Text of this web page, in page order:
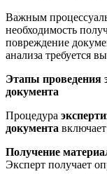
Важным
необходимость
повреждение
анализа требуется
Этапы проведения
документа
Процедура
документа
Получение
Эксперт получает